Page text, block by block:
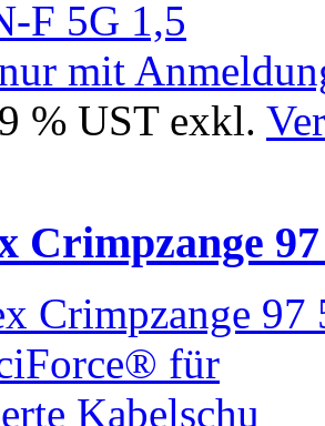
mit
% UST exkl.
Crimpzange 97